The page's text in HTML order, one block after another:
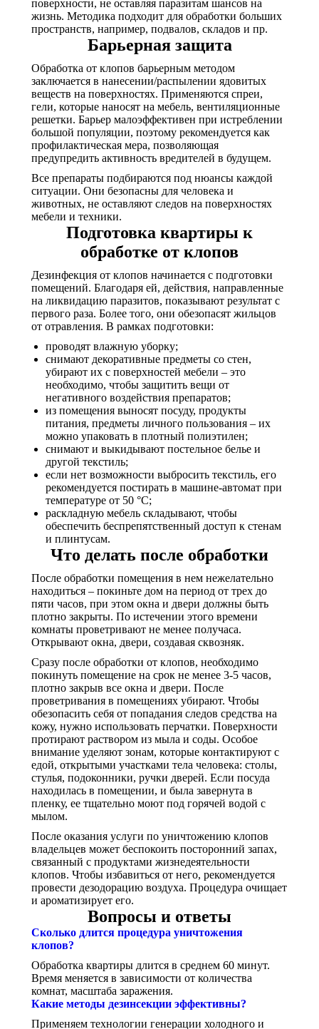
поверхности, не оставляя паразитам шансов на
жизнь. Методика подходит для обработки больших
пространств, например, подвалов, складов и пр.
Барьерная защита
Обработка от клопов барьерным методом
заключается в нанесении/распылении ядовитых
веществ на поверхностях. Применяются спреи,
гели, которые наносят на мебель, вентиляционные
решетки. Барьер малоэффективен при истреблении
большой популяции, поэтому рекомендуется как
профилактическая мера, позволяющая
предупредить активность вредителей в будущем.
Все препараты подбираются под нюансы каждой
ситуации. Они безопасны для человека и
животных, не оставляют следов на поверхностях
мебели и техники.
Подготовка квартиры к
обработке от клопов
Дезинфекция от клопов начинается с подготовки
помещений. Благодаря ей, действия, направленные
на ликвидацию паразитов, показывают результат с
первого раза. Более того, они обезопасят жильцов
от отравления. В рамках подготовки:
проводят влажную уборку;
снимают декоративные предметы со стен,
убирают их с поверхностей мебели – это
необходимо, чтобы защитить вещи от
негативного воздействия препаратов;
из помещения выносят посуду, продукты
питания, предметы личного пользования – их
можно упаковать в плотный полиэтилен;
снимают и выкидывают постельное белье и
другой текстиль;
если нет возможности выбросить текстиль, его
рекомендуется постирать в машине-автомат при
температуре от 50 °C;
раскладную мебель складывают, чтобы
обеспечить беспрепятственный доступ к стенам
и плинтусам.
Что делать после обработки
После обработки помещения в нем нежелательно
находиться – покиньте дом на период от трех до
пяти часов, при этом окна и двери должны быть
плотно закрыты. По истечении этого времени
комнаты проветривают не менее получаса.
Открывают окна, двери, создавая сквозняк.
Сразу после обработки от клопов, необходимо
покинуть помещение на срок не менее 3-5 часов,
плотно закрыв все окна и двери. После
проветривания в помещениях убирают. Чтобы
обезопасить себя от попадания следов средства на
кожу, нужно использовать перчатки. Поверхности
протирают раствором из мыла и соды. Особое
внимание уделяют зонам, которые контактируют с
едой, открытыми участками тела человека: столы,
стулья, подоконники, ручки дверей. Если посуда
находилась в помещении, и была завернута в
пленку, ее тщательно моют под горячей водой с
мылом.
После оказания услуги по уничтожению клопов
владельцев может беспокоить посторонний запах,
связанный с продуктами жизнедеятельности
клопов. Чтобы избавиться от него, рекомендуется
провести дезодорацию воздуха. Процедура очищает
и ароматизирует его.
Вопросы и ответы
Сколько длится процедура уничтожения
клопов?
Обработка квартиры длится в среднем 60 минут.
Время меняется в зависимости от количества
комнат, масштаба заражения.
Какие методы дезинсекции эффективны?
Применяем технологии генерации холодного и